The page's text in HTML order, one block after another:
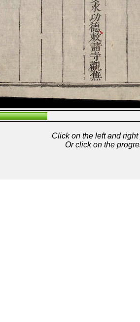
Click on the left and
Or click on the